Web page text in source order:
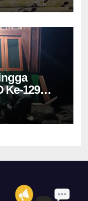
Ke-129
36 untuk